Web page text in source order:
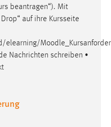
beantragen“). Mit
auf ihre Kursseite
elearning/Moodle
Nachrichten schreiben •
frame-style-
mibew_locale = 3